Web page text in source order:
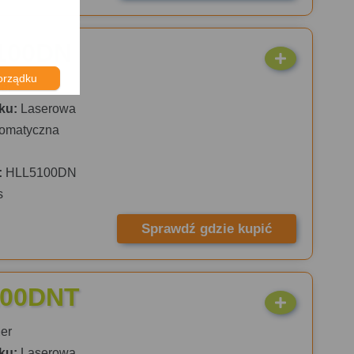
Laserowa
HLL5100DN
Sprawdź gdzie kupić